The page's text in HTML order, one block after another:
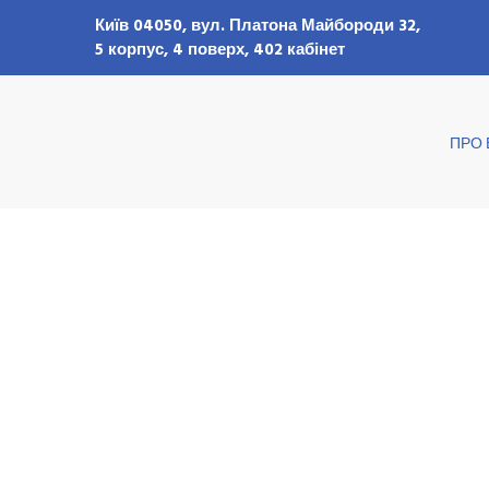
Київ 04050, вул. Платона Майбороди 32,
5 корпус, 4 поверх, 402 кабінет
ПРО